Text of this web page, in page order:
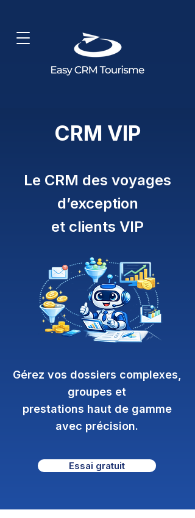
CRM VIP
Le CRM des voyages
d’exception
et clients VIP
Gérez vos dossiers complexes,
groupes et
prestations haut de gamme
avec précision.
Essai gratuit